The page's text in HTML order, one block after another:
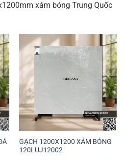
xám bóng Trung Quốc
GẠCH 1200X1200 XÁM BÓNG
120LUJ12002